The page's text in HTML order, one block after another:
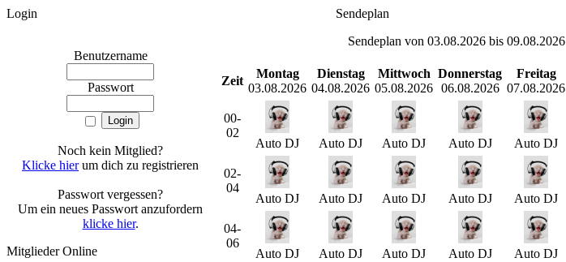
Login
Benutzername
Passwort
Noch kein Mitglied?
Klicke hierum dich zu registrieren
Passwort vergessen?
Um ein neues Passwort anzufordern
klicke hier.
Mitglieder Online
Sendeplan
Sendeplan von 03.08.2026 bis 09.08.2026
Zeit
Montag
03.08.2026
Dienstag
04.08.2026
Mittwoch
05.08.2026
Donnerstag
06.08.2026
Freitag
07.08.2026
00-
02
Auto DJ Auto DJ Auto DJ Auto DJ Auto DJ
02-
04
Auto DJ Auto DJ Auto DJ Auto DJ Auto DJ
04-
06
Auto DJ Auto DJ Auto DJ Auto DJ Auto DJ